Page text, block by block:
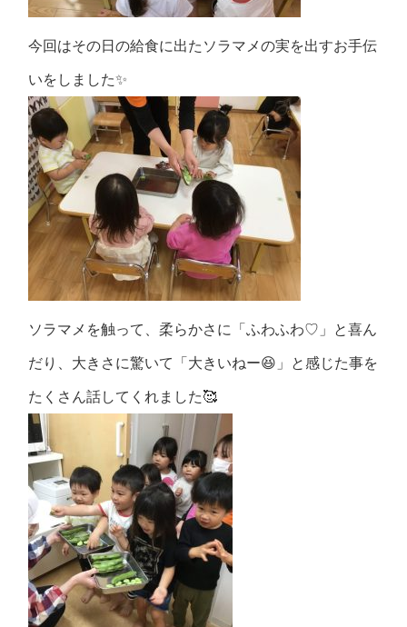
今回はその日の給食に出たソラマメの実を出すお手伝
いをしました✨
ソラマメを触って、柔らかさに「ふわふわ♡」と喜ん
だり、大きさに驚いて「大きいねー😆」と感じた事を
たくさん話してくれました🥰